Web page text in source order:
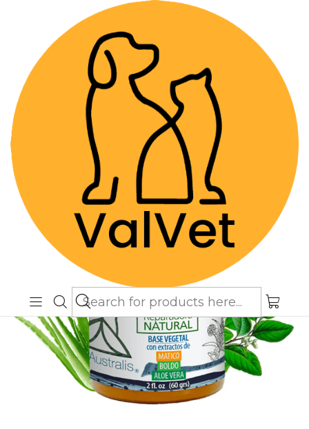
Despacho GRATIS por compras sobre
$89.990(Válido desde Coquimbo hasta Los
Lagos)
Home Farmacia Veterinaria
Dermatológicos
Crema Reparadora Natural